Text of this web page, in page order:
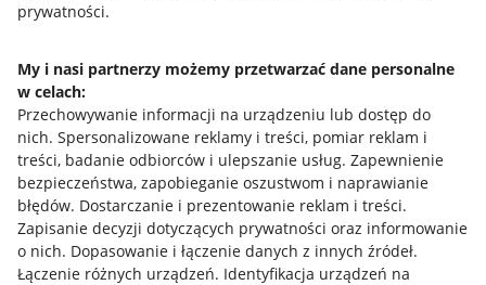
prywatności.
My i nasi partnerzy możemy przetwarzać dane personalne
w celach:
Przechowywanie informacji na urządzeniu lub dostęp do
nich. Spersonalizowane reklamy i treści, pomiar reklam i
treści, badanie odbiorców i ulepszanie usług. Zapewnienie
bezpieczeństwa, zapobieganie oszustwom i naprawianie
błędów. Dostarczanie i prezentowanie reklam i treści.
Zapisanie decyzji dotyczących prywatności oraz informowanie
o nich. Dopasowanie i łączenie danych z innych źródeł.
Łączenie różnych urządzeń. Identyfikacja urządzeń na
Jak to działa
Allegro Gadane dla sprzedających
Allegro Gadane dla kupujących
Mapa miejscowości
Informacje prawne
Regulamin